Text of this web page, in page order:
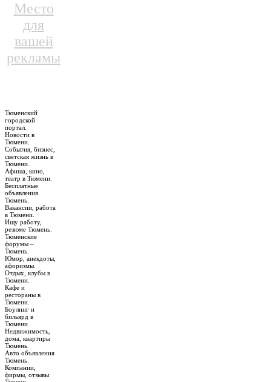
Место
для
вашей
рекламы
Тюменский
городской
портал.
Новости в
Тюмени.
События, бизнес,
светская жизнь в
Тюмени.
Афиша, кино,
театр в Тюмени.
Бесплатные
объявления
Тюмень.
Вакансии, работа
в Тюмени.
Ищу работу,
резюме Тюмень.
Тюменские
форумы –
Тюмень.
Юмор, анекдоты,
афоризмы.
Отдых, клубы в
Тюмени.
Кафе и
рестораны в
Тюмени.
Боулинг и
бильярд в
Тюмени.
Недвижимость,
дома, квартиры
Тюмень.
Авто объявления
Тюмень.
Компании,
фирмы, отзывы